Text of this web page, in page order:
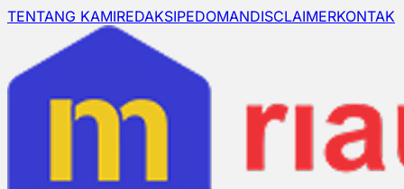
TENTANG KAMIREDAKSIPEDOMANDISCLAIMERKONTAK